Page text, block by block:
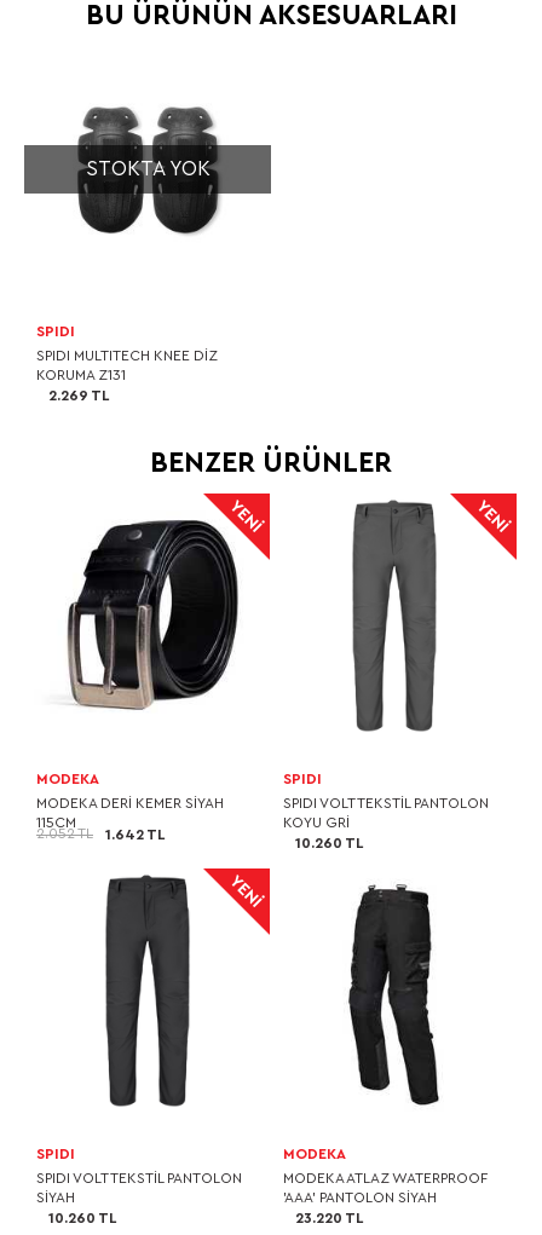
BU ÜRÜNÜN AKSESUARLARI
STOKTA YOK
SPIDI
SPIDI MULTITECH KNEE DİZ
KORUMA Z131
2.269 TL
BENZER ÜRÜNLER
MODEKA
MODEKA DERİ KEMER SİYAH
115CM
2.052 TL 1.642 TL
SPIDI
SPIDI VOLT TEKSTİL PANTOLON
KOYU GRİ
10.260 TL
SPIDI
SPIDI VOLT TEKSTİL PANTOLON
SİYAH
10.260 TL
MODEKA
MODEKA ATLAZ WATERPROOF
'AAA' PANTOLON SİYAH
23.220 TL